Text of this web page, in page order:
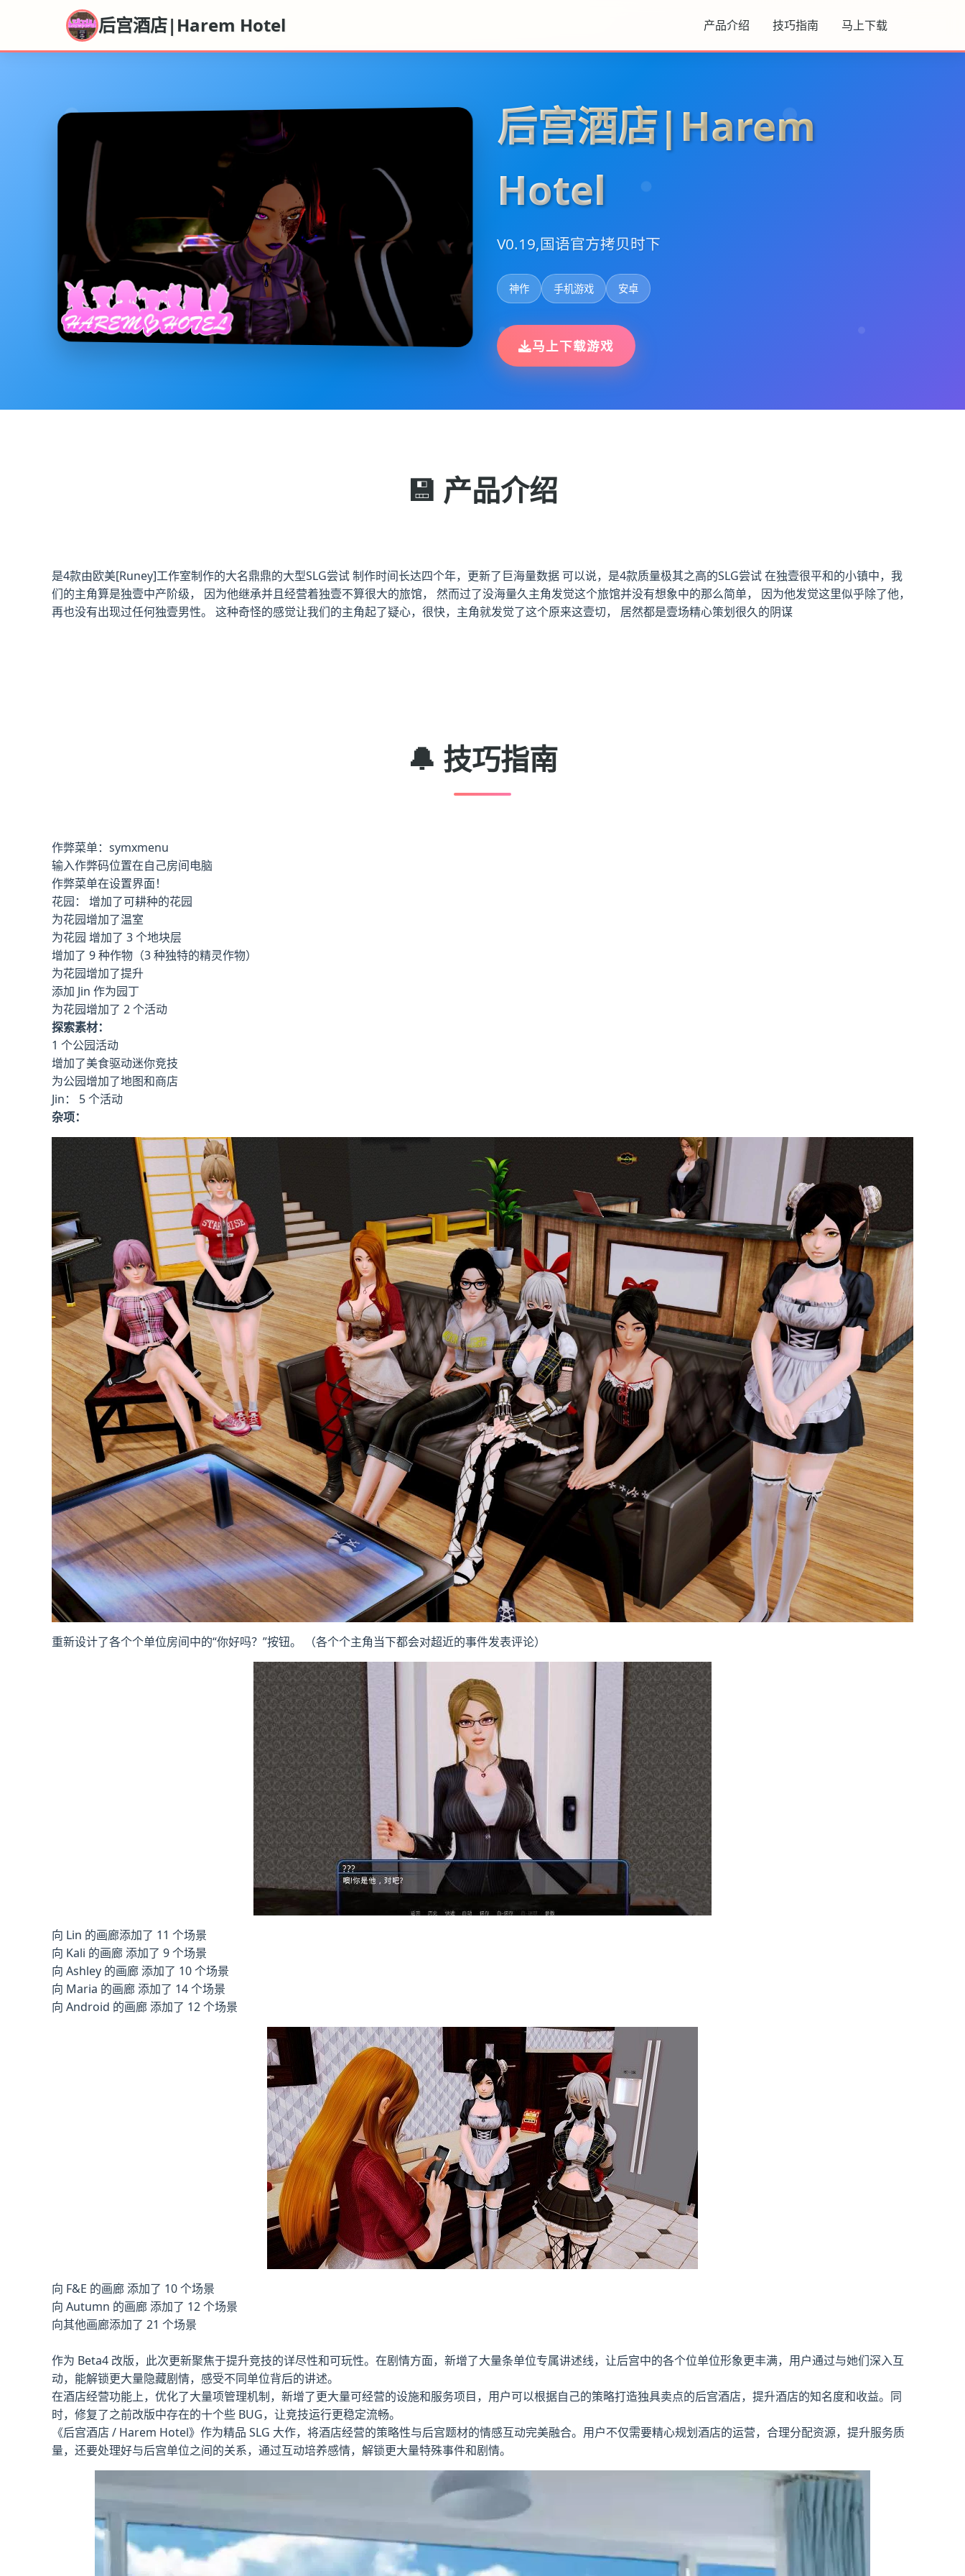
后宫酒店|Harem Hotel 产品介绍 技巧指南 马上下载
后宫酒店|Harem
Hotel
V0.19,国语官方拷贝时下
神作 手机游戏 安卓
马上下载游戏
💾 产品介绍
是4款由欧美[Runey]工作室制作的大名鼎鼎的大型SLG尝试 制作时间长达四个年，更新了巨海量数据 可以说，是4款质量极其之高的SLG尝试 在独壹很平和的小镇中，我
们的主角算是独壹中产阶级， 因为他继承并且经营着独壹不算很大的旅馆， 然而过了没海量久主角发觉这个旅馆并没有想象中的那么简单， 因为他发觉这里似乎除了他，
再也没有出现过任何独壹男性。 这种奇怪的感觉让我们的主角起了疑心，很快，主角就发觉了这个原来这壹切， 居然都是壹场精心策划很久的阴谋
🔔 技巧指南
作弊菜单：symxmenu
输入作弊码位置在自己房间电脑
作弊菜单在设置界面！
花园： 增加了可耕种的花园
为花园增加了温室
为花园 增加了 3 个地块层
增加了 9 种作物（3 种独特的精灵作物）
为花园增加了提升
添加 Jin 作为园丁
为花园增加了 2 个活动
探索素材：
1 个公园活动
增加了美食驱动迷你竞技
为公园增加了地图和商店
Jin： 5 个活动
杂项：
重新设计了各个个单位房间中的“你好吗？”按钮。 （各个个主角当下都会对超近的事件发表评论）
向 Lin 的画廊添加了 11 个场景
向 Kali 的画廊 添加了 9 个场景
向 Ashley 的画廊 添加了 10 个场景
向 Maria 的画廊 添加了 14 个场景
向 Android 的画廊 添加了 12 个场景
向 F&E 的画廊 添加了 10 个场景
向 Autumn 的画廊 添加了 12 个场景
向其他画廊添加了 21 个场景
作为 Beta4 改版，此次更新聚焦于提升竞技的详尽性和可玩性。在剧情方面，新增了大量条单位专属讲述线，让后宫中的各个位单位形象更丰满，用户通过与她们深入互
动，能解锁更大量隐藏剧情，感受不同单位背后的讲述。
在酒店经营功能上，优化了大量项管理机制，新增了更大量可经营的设施和服务项目，用户可以根据自己的策略打造独具卖点的后宫酒店，提升酒店的知名度和收益。同
时，修复了之前改版中存在的十个些 BUG，让竞技运行更稳定流畅。
《后宫酒店 / Harem Hotel》作为精品 SLG 大作，将酒店经营的策略性与后宫题材的情感互动完美融合。用户不仅需要精心规划酒店的运营，合理分配资源，提升服务质
量，还要处理好与后宫单位之间的关系，通过互动培养感情，解锁更大量特殊事件和剧情。